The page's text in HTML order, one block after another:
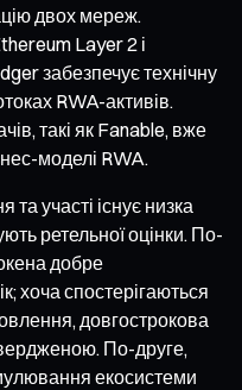
двох мереж.
Layer 2 і
забезпечує технічну
RWA-активів.
такі як Fanable, вже
моделі RWA.
та участі існує низка
ретельної оцінки. По-
добре
хоча спостерігаються
довгострокова
По-друге,
екосистеми